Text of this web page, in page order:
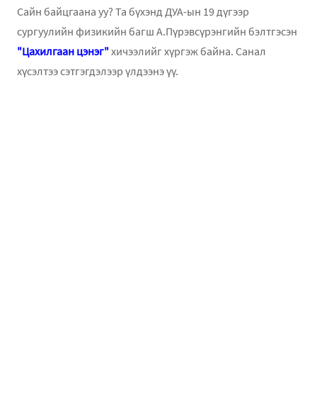
Сайн байцгаана уу? Та бүхэнд ДУА-ын 19 дүгээр
сургуулийн физикийн багш А.Пүрэвсүрэнгийн бэлтгэсэн
"Цахилгаан цэнэг"хичээлийг хүргэж байна. Санал
хүсэлтээ сэтгэгдэлээр үлдээнэ үү.